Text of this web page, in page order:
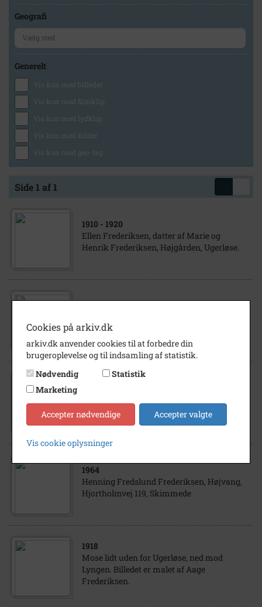
Geografi
Generelt
Vis kun med billeder
Vis kun med filmklip
Vis kun med lydklip
Vis kun med kilder
Vis kun med geo-tag
Side 1 af 1
1910 - 1920
Ellen Frederiksen, datter af Marie og
Henrik Frederiksen, Højgården, Ugerløse.
Henrik Frederiksen, Højgården, Ugerløse.
Marie Fredslund og Henry Frederiksen
1964
Henning Fredslund Frederiksen, Højvang,
Hjortholmvej 119, Skimmede
1918
Mose lidt uden for Ugerløse, ned mod
Lyngen. Billedet er malet af Aage
Frederiksen.
Cookies på arkiv.dk
arkiv.dk anvender cookies til at forbedre din
brugeroplevelse og til indsamling af statistik.
Nødvendig
Statistik
Marketing
Accepter nødvendige Accepter valgte
Vis cookie oplysninger